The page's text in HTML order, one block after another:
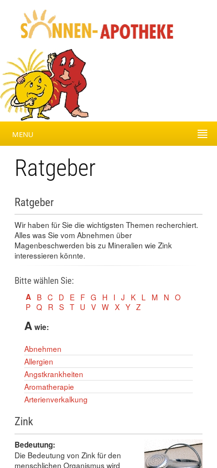
MENU
Ratgeber
Ratgeber
Wir haben für Sie die wichtigsten Themen recherchiert.
Alles was Sie vom Abnehmen über
Magenbeschwerden bis zu Mineralien wie Zink
interessieren könnte.
Bitte wählen Sie:
A B C D E F G H I J K L M N O
P Q R S T U V W X Y Z
A wie:
Abnehmen
Allergien
Angstkrankheiten
Aromatherapie
Arterienverkalkung
Zink
Bedeutung:
Die Bedeutung von Zink für den
menschlichen Organismus wird